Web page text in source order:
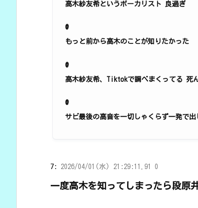
高木紗友希というボーカリスト 良過ぎ
@
もっと前から高木のことが知りたかった
@
高木紗友希、Tiktokで調べまくってる 死
@
サビ最後の高音を一切しゃくらず一発で
7: 2026/04/01(水) 21:29:11.91 0
一度高木を知ってしまったら段原